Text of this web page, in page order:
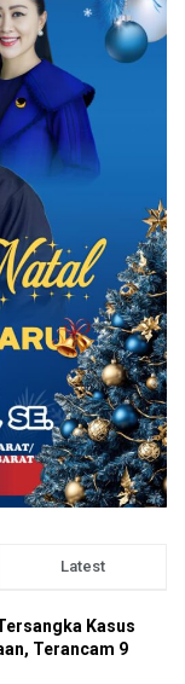
Latest
Kasus
Terancam 9